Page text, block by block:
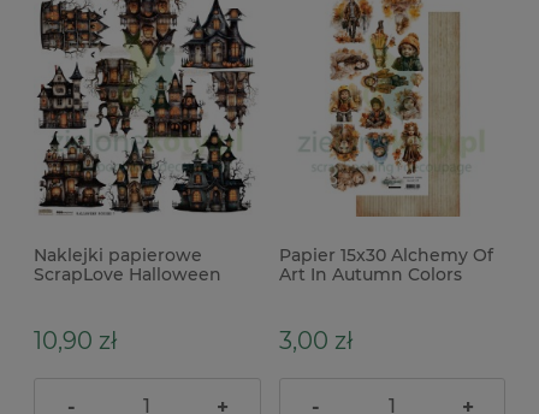
Naklejki papierowe
ScrapLove Halloween
10,90 zł
- +
Papier 15x30 Alchemy Of
Art In Autumn Colors
3,00 zł
- +